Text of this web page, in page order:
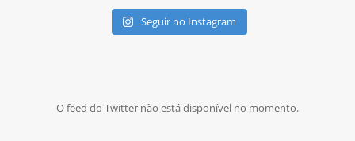
Seguir no Instagram
O feed do Twitter não está disponível no momento.